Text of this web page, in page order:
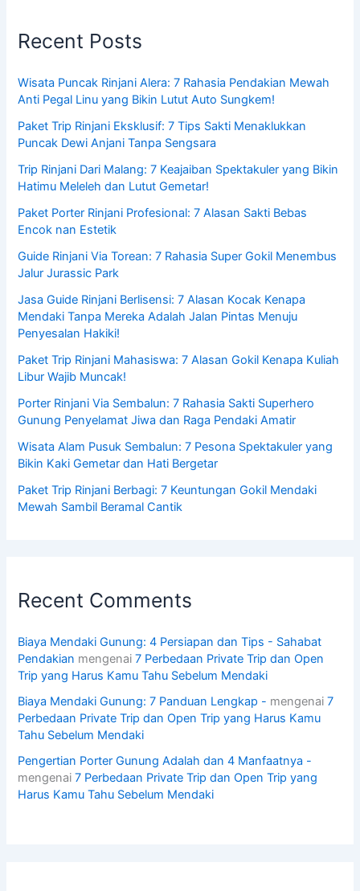
Recent Posts
Wisata Puncak Rinjani Alera: 7 Rahasia Pendakian Mewah
Anti Pegal Linu yang Bikin Lutut Auto Sungkem!
Paket Trip Rinjani Eksklusif: 7 Tips Sakti Menaklukkan
Puncak Dewi Anjani Tanpa Sengsara
Trip Rinjani Dari Malang: 7 Keajaiban Spektakuler yang Bikin
Hatimu Meleleh dan Lutut Gemetar!
Paket Porter Rinjani Profesional: 7 Alasan Sakti Bebas
Encok nan Estetik
Guide Rinjani Via Torean: 7 Rahasia Super Gokil Menembus
Jalur Jurassic Park
Jasa Guide Rinjani Berlisensi: 7 Alasan Kocak Kenapa
Mendaki Tanpa Mereka Adalah Jalan Pintas Menuju
Penyesalan Hakiki!
Paket Trip Rinjani Mahasiswa: 7 Alasan Gokil Kenapa Kuliah
Libur Wajib Muncak!
Porter Rinjani Via Sembalun: 7 Rahasia Sakti Superhero
Gunung Penyelamat Jiwa dan Raga Pendaki Amatir
Wisata Alam Pusuk Sembalun: 7 Pesona Spektakuler yang
Bikin Kaki Gemetar dan Hati Bergetar
Paket Trip Rinjani Berbagi: 7 Keuntungan Gokil Mendaki
Mewah Sambil Beramal Cantik
Recent Comments
Biaya Mendaki Gunung: 4 Persiapan dan Tips - Sahabat
Pendakian mengenai7 Perbedaan Private Trip dan Open
Trip yang Harus Kamu Tahu Sebelum Mendaki
Biaya Mendaki Gunung: 7 Panduan Lengkap - mengenai7
Perbedaan Private Trip dan Open Trip yang Harus Kamu
Tahu Sebelum Mendaki
Pengertian Porter Gunung Adalah dan 4 Manfaatnya -
mengenai7 Perbedaan Private Trip dan Open Trip yang
Harus Kamu Tahu Sebelum Mendaki